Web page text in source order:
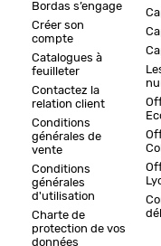
Bordas s’engage
Créer son
compte
Catalogues à
feuilleter
Contactez la
relation client
Conditions
générales de
vente
Conditions
générales
d'utilisation
Charte de
protection de vos
données